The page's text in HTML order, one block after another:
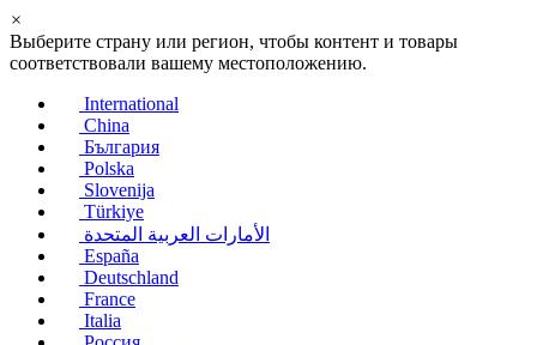
×
Выберите страну или регион, чтобы контент и товары
соответствовали вашему местоположению.
International
China
България
Polska
Slovenija
Türkiye
الأمارات العربية المتحدة
España
Deutschland
France
Italia